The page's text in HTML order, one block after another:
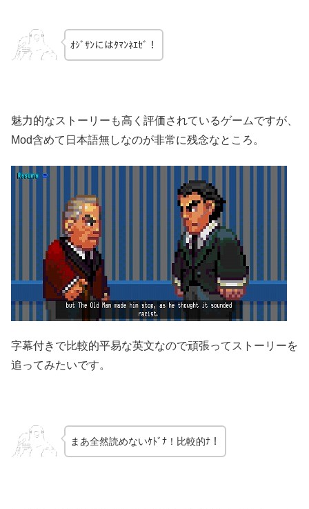
ｵｼﾞｻﾝにはﾀﾏﾝﾈｴｾﾞ！
魅力的なストーリーも高く評価されているゲームですが、
Mod含めて日本語無しなのが非常に残念なところ。
字幕付きで比較的平易な英文なので頑張ってストーリーを
追ってみたいです。
まあ全然読めないｹﾄﾞﾅ！比較的ﾅ！